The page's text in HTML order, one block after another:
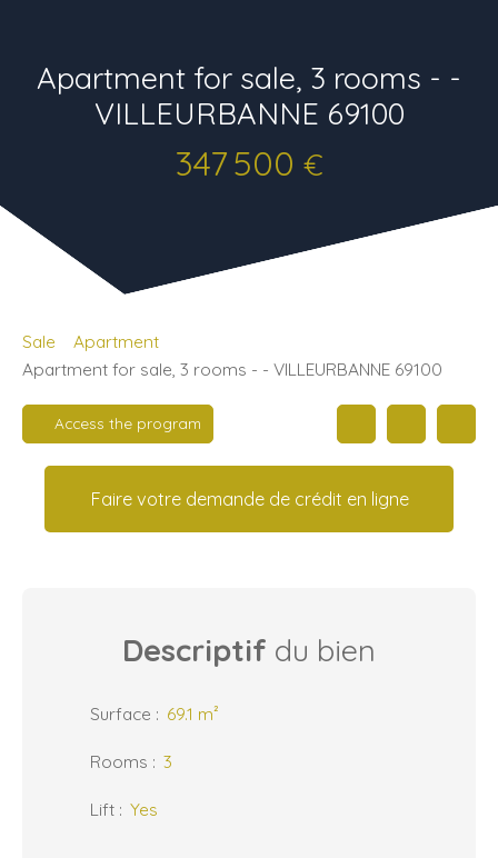
Apartment for sale, 3 rooms - -
VILLEURBANNE 69100
347 500 €
Sale
Apartment
Apartment for sale, 3 rooms - - VILLEURBANNE 69100
Access the program
Faire votre demande de crédit en ligne
Descriptif du bien
Surface : 69.1 m²
Rooms : 3
Lift : Yes